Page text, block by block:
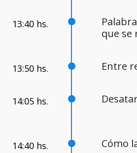
que
Entre
Cómo